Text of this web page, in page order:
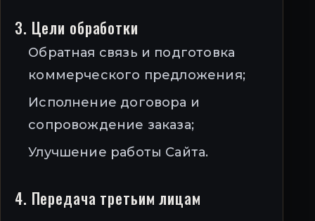
3. Цели обработки
Обратная связь и подготовка
коммерческого предложения;
Исполнение договора и
сопровождение заказа;
Улучшение работы Сайта.
4. Передача третьим лицам